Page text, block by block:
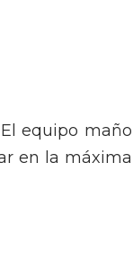
equipo maño
en la máxima